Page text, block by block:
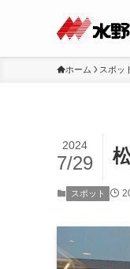
ホーム スポッ
2024
7/29
スポット